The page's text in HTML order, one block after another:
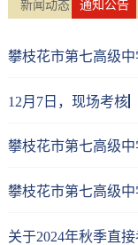
新闻动态 通知公告